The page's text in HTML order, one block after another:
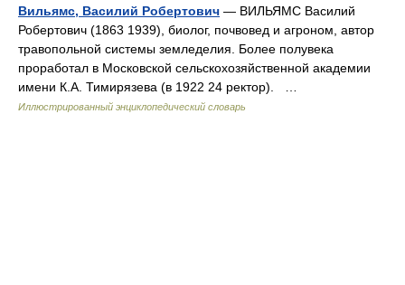
Вильямс, Василий Робертович — ВИЛЬЯМС Василий
Робертович (1863 1939), биолог, почвовед и агроном, автор
травопольной системы земледелия. Более полувека
проработал в Московской сельскохозяйственной академии
имени К.А. Тимирязева (в 1922 24 ректор). …
Иллюстрированный энциклопедический словарь